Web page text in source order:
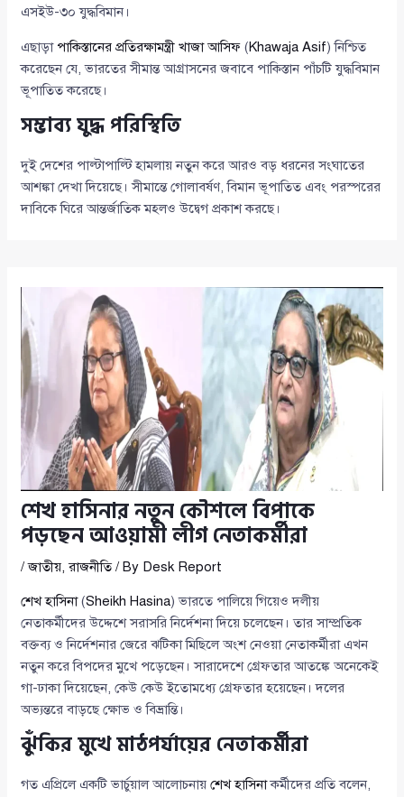
এসইউ-৩০ যুদ্ধবিমান।
এছাড়া পাকিস্তানের প্রতিরক্ষামন্ত্রী খাজা আসিফ (Khawaja Asif) নিশ্চিত
করেছেন যে, ভারতের সীমান্ত আগ্রাসনের জবাবে পাকিস্তান পাঁচটি যুদ্ধবিমান
ভূপাতিত করেছে।
সম্ভাব্য যুদ্ধ পরিস্থিতি
দুই দেশের পাল্টাপাল্টি হামলায় নতুন করে আরও বড় ধরনের সংঘাতের
আশঙ্কা দেখা দিয়েছে। সীমান্তে গোলাবর্ষণ, বিমান ভূপাতিত এবং পরস্পরের
দাবিকে ঘিরে আন্তর্জাতিক মহলও উদ্বেগ প্রকাশ করছে।
শেখ হাসিনার নতুন কৌশলে বিপাকে
পড়ছেন আওয়ামী লীগ নেতাকর্মীরা
/জাতীয়,রাজনীতি/ By Desk Report
শেখ হাসিনা(Sheikh Hasina) ভারতে পালিয়ে গিয়েও দলীয়
নেতাকর্মীদের উদ্দেশে সরাসরি নির্দেশনা দিয়ে চলেছেন। তার সাম্প্রতিক
বক্তব্য ও নির্দেশনার জেরে ঝটিকা মিছিলে অংশ নেওয়া নেতাকর্মীরা এখন
নতুন করে বিপদের মুখে পড়েছেন। সারাদেশে গ্রেফতার আতঙ্কে অনেকেই
গা-ঢাকা দিয়েছেন, কেউ কেউ ইতোমধ্যে গ্রেফতার হয়েছেন। দলের
অভ্যন্তরে বাড়ছে ক্ষোভ ও বিভ্রান্তি।
ঝুঁকির মুখে মাঠপর্যায়ের নেতাকর্মীরা
গত এপ্রিলে একটি ভার্চুয়াল আলোচনায়শেখ হাসিনাকর্মীদের প্রতি বলেন,